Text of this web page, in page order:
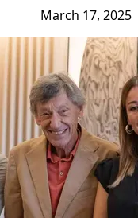
March 17, 2025